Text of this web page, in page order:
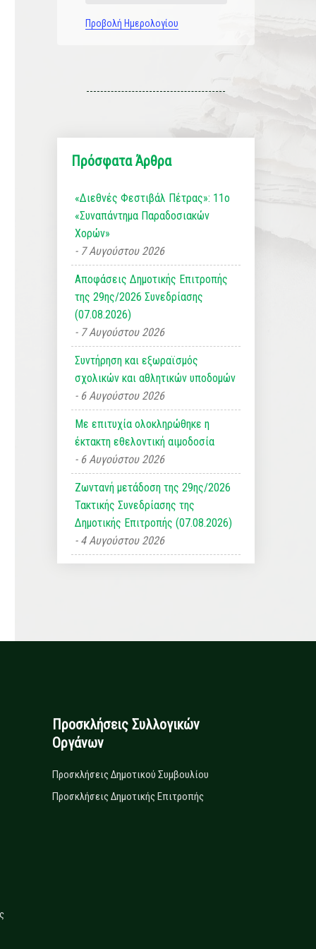
Προβολή Ημερολογίου
Πρόσφατα Άρθρα
«Διεθνές Φεστιβάλ Πέτρας»: 11ο
«Συναπάντημα Παραδοσιακών
Χορών»
7 Αυγούστου 2026
Αποφάσεις Δημοτικής Επιτροπής
της 29ης/2026 Συνεδρίασης
(07.08.2026)
7 Αυγούστου 2026
Συντήρηση και εξωραϊσμός
σχολικών και αθλητικών υποδομών
6 Αυγούστου 2026
Με επιτυχία ολοκληρώθηκε η
έκτακτη εθελοντική αιμοδοσία
6 Αυγούστου 2026
Ζωντανή μετάδοση της 29ης/2026
Τακτικής Συνεδρίασης της
Δημοτικής Επιτροπής (07.08.2026)
4 Αυγούστου 2026
Προσκλήσεις Συλλογικών
Οργάνων
Προσκλήσεις Δημοτικού Συμβουλίου
Προσκλήσεις Δημοτικής Επιτροπής